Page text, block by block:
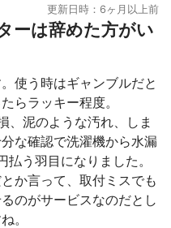
更新日時：6ヶ月以上前
ーは辞めた方がい
使う時はギャンブルだと
らラッキー程度。
、泥のような汚れ、しま
な確認で洗濯機から水漏
う羽目になりました。
か言って、取付ミスでも
のがサービスなのだとし
。